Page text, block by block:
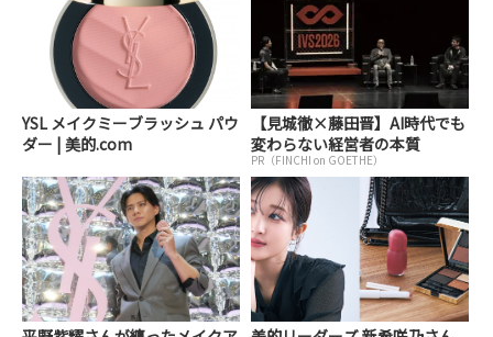
YSL メイクミーブラッシュ パウ
ダー | 美的.com
【見城徹×藤田晋】AI時代でも
変わらない経営者の本質
PR（FINCHI on GOETHE）